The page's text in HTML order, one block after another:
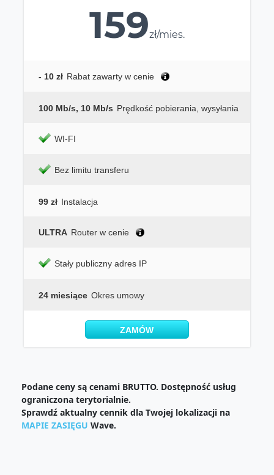
159zł/mies.
- 10 zł Rabat zawarty w cenie
100 Mb/s, 10 Mb/s Prędkość pobierania, wysyłania
WI-FI
Bez limitu transferu
99 zł Instalacja
ULTRA Router w cenie
Stały publiczny adres IP
24 miesiące Okres umowy
ZAMÓW
Podane ceny są cenami BRUTTO. Dostępność usług
ograniczona terytorialnie.
Sprawdź aktualny cennik dla Twojej lokalizacji na
MAPIE ZASIĘGU Wave.